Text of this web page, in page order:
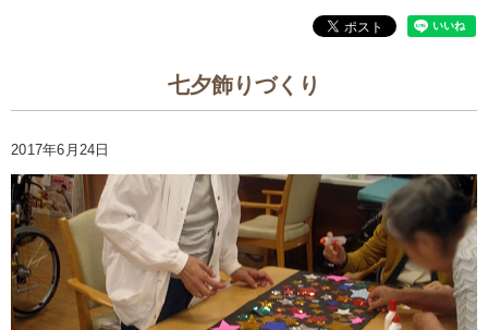
七夕飾りづくり
2017年6月24日